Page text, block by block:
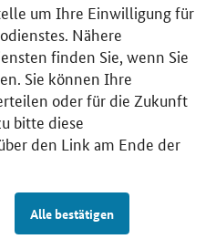
um Ihre Einwilligung für
Nähere
finden Sie, wenn Sie
Sie können Ihre
oder für die Zukunft
bitte diese
den Link am Ende der
Alle bestätigen